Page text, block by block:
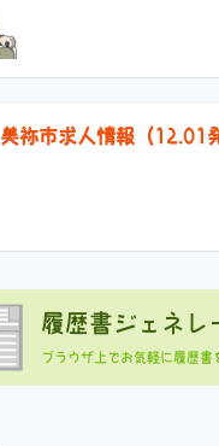
美祢市求人情報（12.01
履歴書ジェネレ
ブラウザ上でお気軽に履歴書